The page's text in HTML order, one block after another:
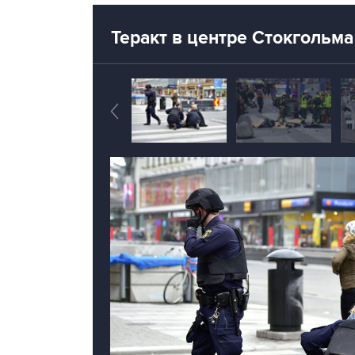
Теракт в центре Стокгольма